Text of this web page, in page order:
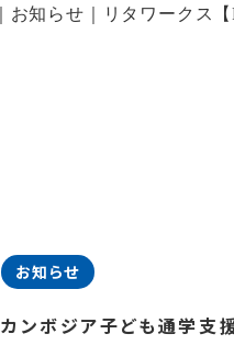
お知らせ
カンボジア子ども通学支